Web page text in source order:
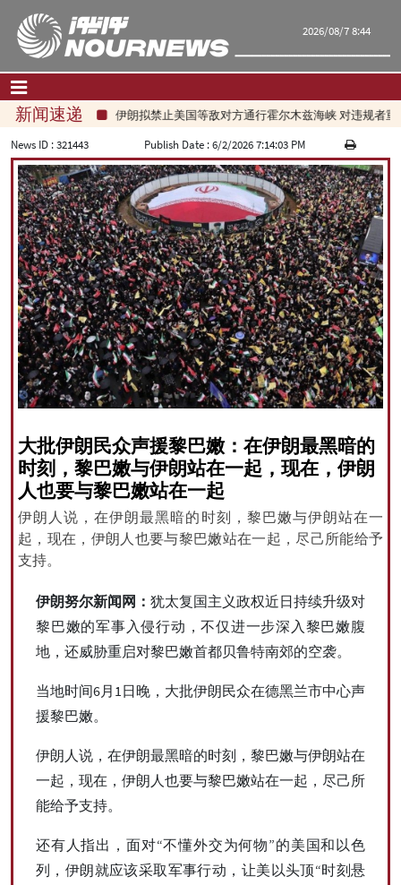
2026/08/7 8:44
首页 联系我们|关于我们
要闻
评论频道
政治
经济
文化.社会
世界
旅游
|فارسی|English|العربیه |
|עברית| русский|中文|
All rights reserved for NourNews
Copyright © 2021 www.nournews.ir
新闻速递
伊朗拟禁止美国等敌对方通行霍尔木兹海峡 对违规者重罚
News ID :321443 Publish Date :6/2/2026 7:14:03 PM
大批伊朗民众声援黎巴嫩：在伊朗最黑暗的
时刻，黎巴嫩与伊朗站在一起，现在，伊朗
人也要与黎巴嫩站在一起
伊朗人说，在伊朗最黑暗的时刻，黎巴嫩与伊朗站在一
起，现在，伊朗人也要与黎巴嫩站在一起，尽己所能给予
支持。
伊朗努尔新闻网： 犹太复国主义政权近日持续升级对
黎巴嫩的军事入侵行动，不仅进一步深入黎巴嫩腹
地，还威胁重启对黎巴嫩首都贝鲁特南郊的空袭。
当地时间6月1日晚，大批伊朗民众在德黑兰市中心声
援黎巴嫩。
伊朗人说，在伊朗最黑暗的时刻，黎巴嫩与伊朗站在
一起，现在，伊朗人也要与黎巴嫩站在一起，尽己所
能给予支持。
还有人指出，面对“不懂外交为何物”的美国和以色
列，伊朗就应该采取军事行动，让美以头顶“时刻悬